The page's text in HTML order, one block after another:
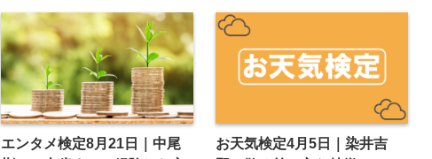
エンタメ検定8月21日｜中尾
お天気検定4月5日｜染井吉